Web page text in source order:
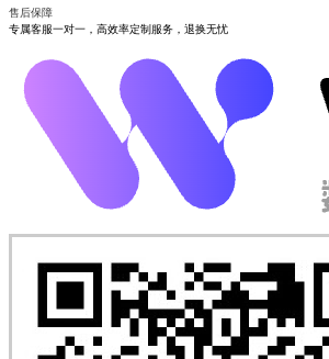
售后保障
专属客服一对一，高效率定制服务，退换无忧